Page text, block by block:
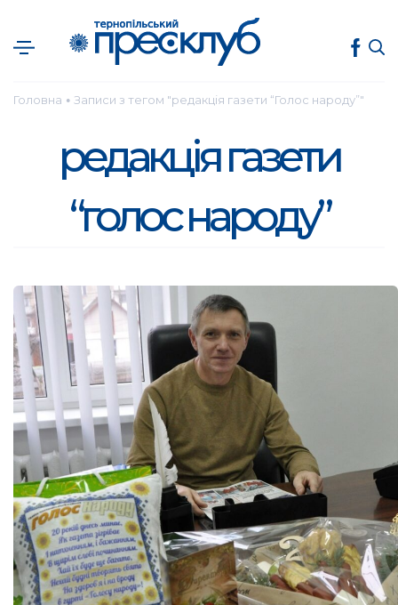
Головна ● Записи з тегом "редакція газети “Голос народу”"
редакція газети
“голос народу”